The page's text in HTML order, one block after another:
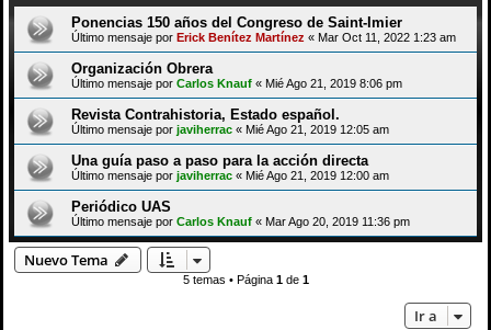
Ponencias 150 años del Congreso de Saint-Imier
Último mensaje por Erick Benítez Martínez « Mar Oct 11, 2022 1:23 am
Organización Obrera
Último mensaje por Carlos Knauf « Mié Ago 21, 2019 8:06 pm
Revista Contrahistoria, Estado español.
Último mensaje por javiherrac « Mié Ago 21, 2019 12:05 am
Una guía paso a paso para la acción directa
Último mensaje por javiherrac « Mié Ago 21, 2019 12:00 am
Periódico UAS
Último mensaje por Carlos Knauf « Mar Ago 20, 2019 11:36 pm
Nuevo Tema
5 temas • Página 1de 1
Ir a